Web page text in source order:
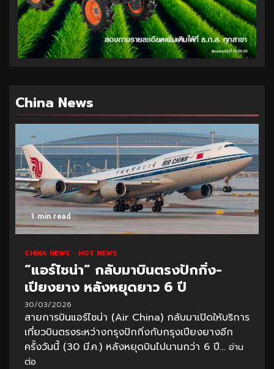
China News
1 min read
CHINA NEWS HOT NEWS
“แอร์ไชน่า” กลับมาบินตรงปักกิ่ง-
เปียงยาง หลังหยุดยาว 6 ปี
30/03/2026
สายการบินแอร์ไชน่า (Air China) กลับมาเปิดให้บริการ
เที่ยวบินตรงระหว่างกรุงปักกิ่งกับกรุงเปียงยางอีก
ครั้งวันนี้ (30 มี.ค.) หลังหยุดบินไปนานกว่า 6 ปี... อ่าน
ต่อ